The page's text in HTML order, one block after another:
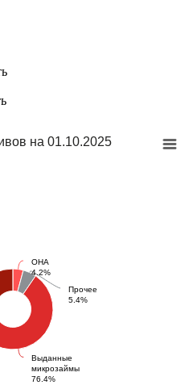
на 01.10.2025
ОНА
4.2%
Прочее
5.4%
Выданные
микрозаймы
76.4%